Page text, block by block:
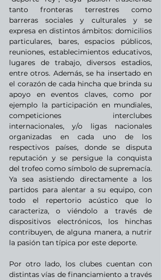
tanto fronteras terrestres como
barreras sociales y culturales y se
expresa en distintos ámbitos: domicilios
particulares, bares, espacios públicos,
reuniones, establecimientos educativos,
lugares de trabajo, diversos estadios,
entre otros. Además, se ha insertado en
el corazón de cada hincha que brinda su
apoyo en eventos claves, como por
ejemplo la participación en mundiales,
competiciones interclubes
internacionales, y/o ligas nacionales
organizadas en cada uno de los
respectivos países, donde se disputa
reputación y se persigue la conquista
del trofeo como símbolo de supremacía.
Ya sea asistiendo directamente a los
partidos para alentar a su equipo, con
todo el repertorio acústico que lo
caracteriza, o viéndolo a través de
dispositivos electrónicos, los hinchas
contribuyen, de alguna manera, a nutrir
la pasión tan típica por este deporte.
Por otro lado, los clubes cuentan con
distintas vías de financiamiento a través